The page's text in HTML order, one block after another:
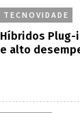
TECNOVIDADE
Híbridos Plug-
e alto